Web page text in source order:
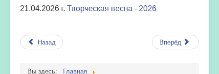
21.04.2026 г. Творческая весна - 2026
Назад Вперёд
Вы здесь:
Главная